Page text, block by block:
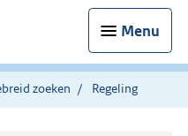
Menu
zoeken Regeling